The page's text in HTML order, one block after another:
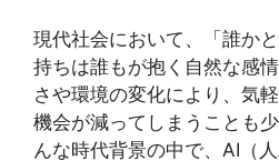
現代社会において、「誰か
持ちは誰もが抱く自然な感
さや環境の変化により、気
機会が減ってしまうことも
んな時代背景の中で、AI（